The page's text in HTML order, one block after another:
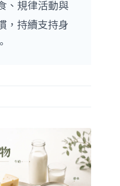
、規律活動與
，持續支持身